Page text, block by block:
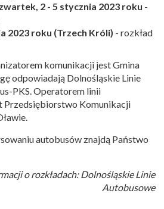
2 - 5 stycznia 2023 roku -
2023 roku (Trzech Króli) - rozkład
komunikacji jest Gmina
odpowiadają Dolnośląskie Linie
PKS. Operatorem linii
Przedsiębiorstwo Komunikacji
autobusów znajdą Państwo
o rozkładach: Dolnośląskie Linie
Autobusowe